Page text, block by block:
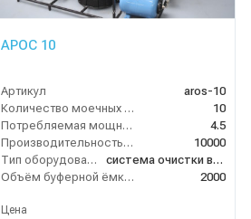
АРОС 10
Артикул
aros-10
Количество моечных постов (шт)
10
Потребляемая мощность (кВт)
4.5
Производительность (л/ч)
10000
Тип оборудования
система очистки воды
Объём буферной ёмкости (л)
2000
Цена